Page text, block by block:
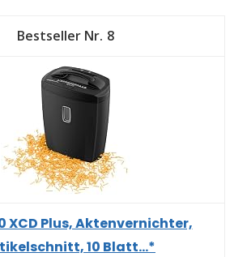
8
XCD Plus, Aktenvernichter,
10 Blatt...*